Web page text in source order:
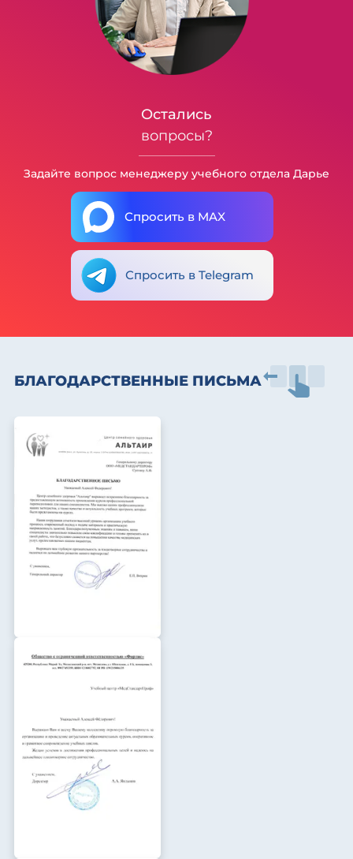
Остались
вопросы?
Задайте вопрос менеджеру учебного отдела Дарье
Спросить в MAX
Спросить в Telegram
БЛАГОДАРСТВЕННЫЕ ПИСЬМА